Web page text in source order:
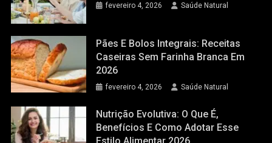
fevereiro 4, 2026 Saúde Natural
Pães E Bolos Integrais: Receitas
Caseiras Sem Farinha Branca Em
2026
fevereiro 4, 2026 Saúde Natural
Nutrição Evolutiva: O Que É,
Benefícios E Como Adotar Esse